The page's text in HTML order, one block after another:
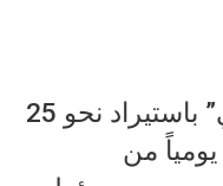
ويتعلّق هذا “الاتفاق المبدئي” باستيراد نحو 25
من